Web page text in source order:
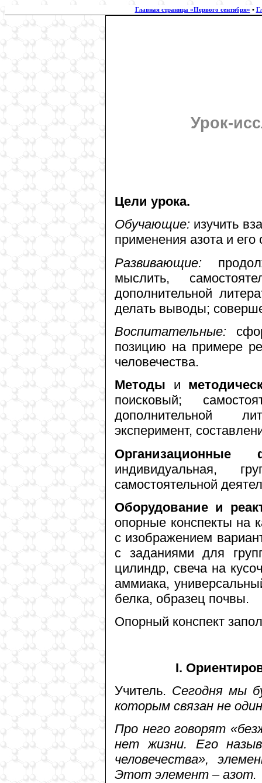
Главная страница «Первого сентября» •
Урок-
Цели урока.
Обучающие: изучить
применения азота и его
Развивающие:
мыслить,
дополнительной
делать выводы;
Воспитательные:
позицию на примере
человечества.
Методы и
поисковый;
дополнительной
эксперимент,
индивидуальная,
самостоятельной
Оборудование и
опорные конспекты на
с изображением
с заданиями для
цилиндр, свеча на
аммиака,
белка, образец почвы.
Опорный конспект
I.
Учитель. Сегодня мы
которым связан не
Про него говорят
нет жизни. Его
человечества»,
Этот элемент – азот.